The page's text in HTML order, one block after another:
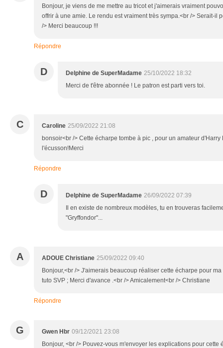
Bonjour, je viens de me mettre au tricot et j'aimerais vraiment
offrir à une amie. Le rendu est vraiment très sympa.<br /> Serait-il
/> Merci beaucoup !!!
Répondre
D Delphine de SuperMadame 25/10/2022 18:32
Merci de t'être abonnée ! Le patron est parti vers toi.
C Caroline 25/09/2022 21:08
bonsoir<br /> Cette écharpe tombe à pic , pour un amateur d'Harry
l'écusson!Merci
Répondre
D Delphine de SuperMadame 26/09/2022 07:39
Il en existe de nombreux modèles, tu en trouveras
"Gryffondor"...
A ADOUE Christiane 25/09/2022 09:40
Bonjour,<br /> J'aimerais beaucoup réaliser cette écharpe pour
tuto SVP ; Merci d'avance .<br /> Amicalement<br /> Christiane
Répondre
G Gwen Hbr 09/12/2021 23:08
Bonjour, <br /> Pouvez-vous m'envoyer les explications pour cette